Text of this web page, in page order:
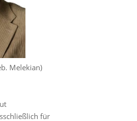
Melekian)
für